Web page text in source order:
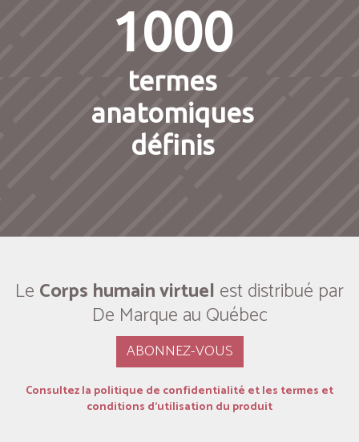
1000
termes
anatomiques
définis
Le Corps humain virtuel est distribué par
De Marque au Québec
ABONNEZ-VOUS
Consultez la politique de confidentialité et les termes et
conditions d’utilisation du produit